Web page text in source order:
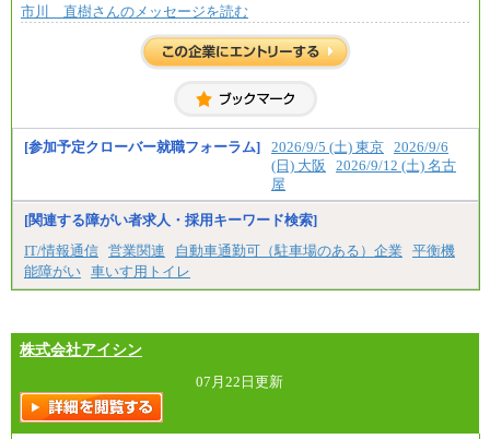
市川 直樹さんのメッセージを読む
[参加予定クローバー就職フォーラム] 2026/9/5 (土) 東京 2026/9/6
(日) 大阪
2026/9/12 (土) 名古
屋
[関連する障がい者求人・採用キーワード検索]
IT/情報通信 営業関連 自動車通勤可（駐車場のある）企業
平衡機
能障がい 車いす用トイレ
株式会社アイシン
07月22日更新